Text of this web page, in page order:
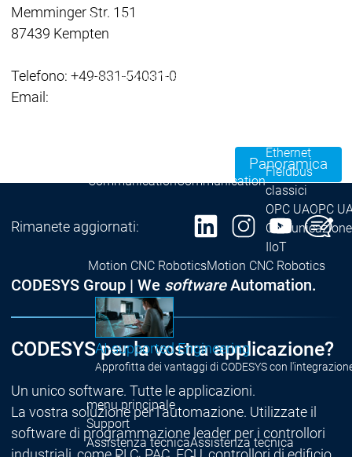
SafetySafety
VisualizationVisualization
CommunicationCommunication
Ethernet
Fieldbus
classici
OPC UAOPC
Comunicazione
IIoT
Motion CNC RoboticsMotion CNC Robotics
AI-supported Engineering
Approfitta dei vantaggi di CODESYS con
menu principale
Support
Assistenza tecnicaAssistenza tecnica
Memminger Str. 151
87439 Kempten
Telefono: +49-831-54031-0
Email:
Panoramica
Rimanete aggiornati:
CODESYS Group | We softwareAutomation.
CODESYS per la vostra applicazione?
Un unico software. Tutte le applicazioni.
La vostra soluzione per l'automazione. Utilizzate il
software di programmazione leader per i controllori